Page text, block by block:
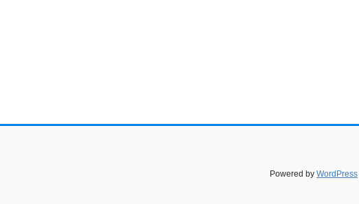
Powered by WordPress